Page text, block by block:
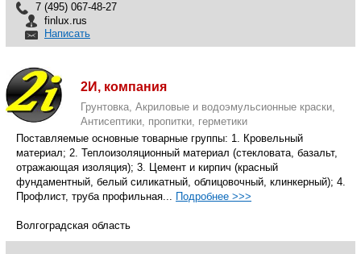
7 (495) 067-48-27
finlux.rus
Написать
2И, компания
Грунтовка, Акриловые и водоэмульсионные краски,
Антисептики, пропитки, герметики
Поставляемые основные товарные группы: 1. Кровельный
материал; 2. Теплоизоляционный материал (стекловата, базальт,
отражающая изоляция); 3. Цемент и кирпич (красный
фундаментный, белый силикатный, облицовочный, клинкерный); 4.
Профлист, труба профильная... Подробнее >>>
Волгоградская область